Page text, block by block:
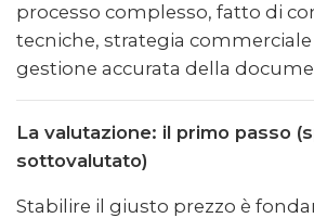
processo complesso, fatto di
tecniche, strategia
gestione accurata della
La valutazione: il primo passo
sottovalutato)
Stabilire il giusto prezzo è